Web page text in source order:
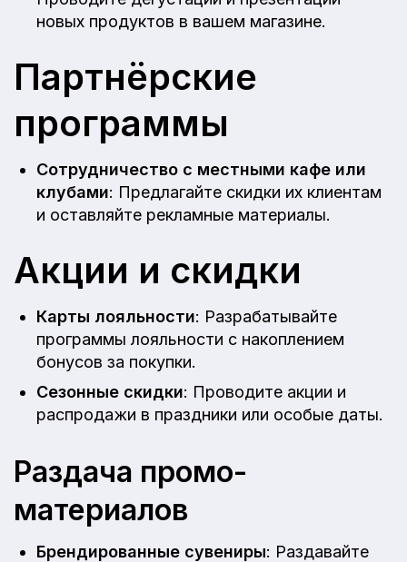
новых продуктов в вашем магазине.
Партнёрские
программы
Сотрудничество с местными кафе или
клубами: Предлагайте скидки их клиентам
и оставляйте рекламные материалы.
Акции и скидки
Карты лояльности: Разрабатывайте
программы лояльности с накоплением
бонусов за покупки.
Сезонные скидки: Проводите акции и
распродажи в праздники или особые даты.
Раздача промо-
материалов
Брендированные сувениры: Раздавайте